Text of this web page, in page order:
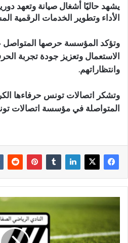
يشهد حاليًا أشغال صيانة وتعهد
الأداء وتطوير الخدمات الرقمية
وتؤكد المؤسسة حرصها
الاستعمال وتعزيز جودة تجربة
وانتظاراتهم.
وتشكر اتصالات تونس حرفاءها
المتواصلة في مؤسسة اتصالات